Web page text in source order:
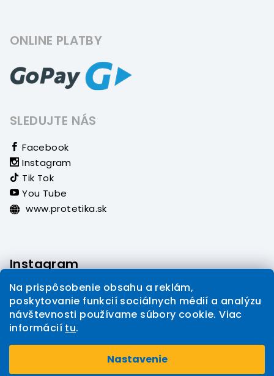
Na prispôsobenie obsahu a reklám,
poskytovanie funkcií sociálnych médií a analýzu
návštevnosti používame súbory cookie. Viac
informácií tu.
Nastavenie
ONLINE PLATBY
SLEDUJTE NÁS
Facebook
Instagram
Tik Tok
You Tube
www.protetika.sk
Instagram
Sledovať na Instagrame